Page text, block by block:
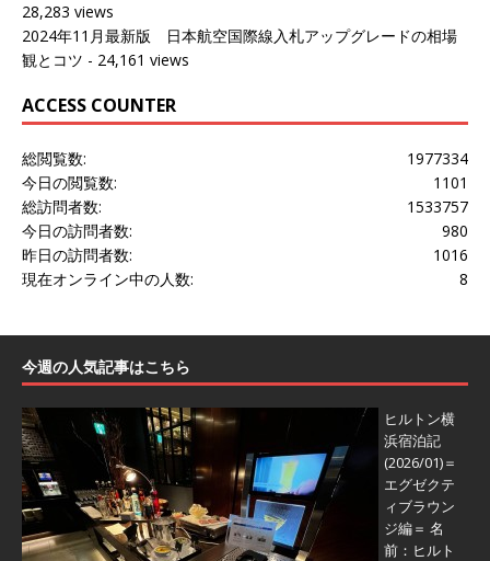
28,283 views
2024年11月最新版 日本航空国際線入札アップグレードの相場
観とコツ - 24,161 views
ACCESS COUNTER
1977334
総閲覧数:
1101
今日の閲覧数:
1533757
総訪問者数:
980
今日の訪問者数:
1016
昨日の訪問者数:
8
現在オンライン中の人数:
今週の人気記事はこちら
ヒルトン横
浜宿泊記
(2026/01)＝
エグゼクテ
ィブラウン
ジ編＝ 名
前：ヒルト